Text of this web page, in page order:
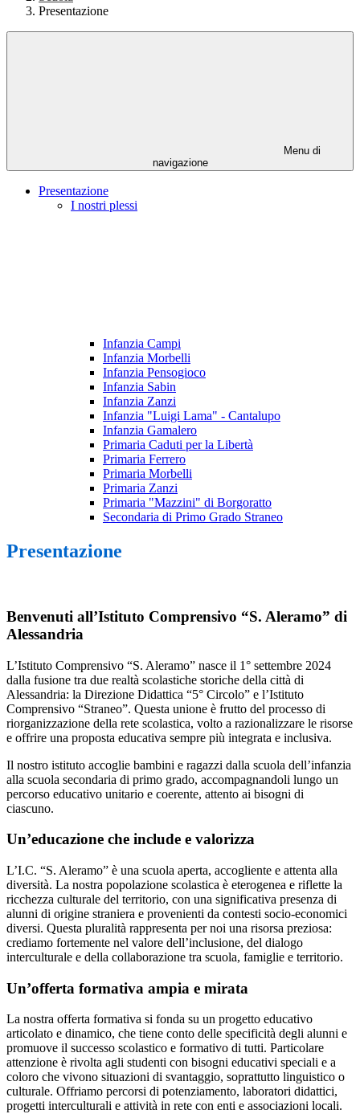
Presentazione
Menu di
navigazione
Presentazione
I nostri plessi
Infanzia Campi
Infanzia Morbelli
Infanzia Pensogioco
Infanzia Sabin
Infanzia Zanzi
Infanzia "Luigi Lama" - Cantalupo
Infanzia Gamalero
Primaria Caduti per la Libertà
Primaria Ferrero
Primaria Morbelli
Primaria Zanzi
Primaria "Mazzini" di Borgoratto
Secondaria di Primo Grado Straneo
Presentazione
Benvenuti all’Istituto Comprensivo “S. Aleramo” di
Alessandria
L’Istituto Comprensivo “S. Aleramo” nasce il 1° settembre 2024
dalla fusione tra due realtà scolastiche storiche della città di
Alessandria: la Direzione Didattica “5° Circolo” e l’Istituto
Comprensivo “Straneo”. Questa unione è frutto del processo di
riorganizzazione della rete scolastica, volto a razionalizzare le risorse
e offrire una proposta educativa sempre più integrata e inclusiva.
Il nostro istituto accoglie bambini e ragazzi dalla scuola dell’infanzia
alla scuola secondaria di primo grado, accompagnandoli lungo un
percorso educativo unitario e coerente, attento ai bisogni di
ciascuno.
Un’educazione che include e valorizza
L’I.C. “S. Aleramo” è una scuola aperta, accogliente e attenta alla
diversità. La nostra popolazione scolastica è eterogenea e riflette la
ricchezza culturale del territorio, con una significativa presenza di
alunni di origine straniera e provenienti da contesti socio-economici
diversi. Questa pluralità rappresenta per noi una risorsa preziosa:
crediamo fortemente nel valore dell’inclusione, del dialogo
interculturale e della collaborazione tra scuola, famiglie e territorio.
Un’offerta formativa ampia e mirata
La nostra offerta formativa si fonda su un progetto educativo
articolato e dinamico, che tiene conto delle specificità degli alunni e
promuove il successo scolastico e formativo di tutti. Particolare
attenzione è rivolta agli studenti con bisogni educativi speciali e a
coloro che vivono situazioni di svantaggio, soprattutto linguistico o
culturale. Offriamo percorsi di potenziamento, laboratori didattici,
progetti interculturali e attività in rete con enti e associazioni locali.